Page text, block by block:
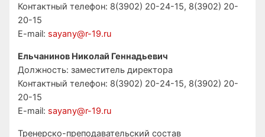
Контактный телефон: 8(3902) 20-24-15, 8(3902) 20-
20-15
E-mail: sayany@r-19.ru
Ельчанинов Николай Геннадьевич
Должность: заместитель директора
Контактный телефон: 8(3902) 20-24-15, 8(3902) 20-
20-15
E-mail: sayany@r-19.ru
Тренерско-преподавательский состав